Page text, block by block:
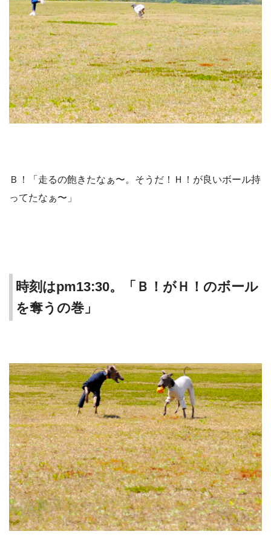
Ｂ！「走るの飽きたなぁ〜。そうだ！Ｈ！が良いボール持
ってたなぁ〜」
時刻はpm13:30。「Ｂ！がＨ！のボール
を奪うの巻」